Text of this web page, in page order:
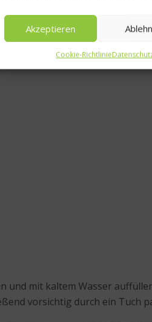
Akzeptieren
Cookie-Richtlinie
mit kaltem Wasser
vorsichtig durch ein Tuch